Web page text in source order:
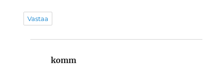
Vastaa
komm